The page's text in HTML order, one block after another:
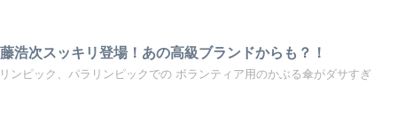
浩次スッキリ登場！あの高級ブランドからも？！
ンピック、パラリンピックでの ボランティア用のかぶる傘がダサすぎ